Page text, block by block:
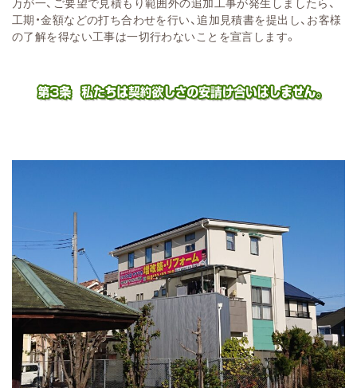
工期・金額などの打ち合わせを行い、追加見積書を提出し、お客様
の了解を得ない工事は一切行わないことを宣言します。